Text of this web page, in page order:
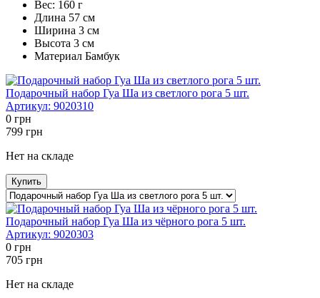
Вес: 160 г
Длина 57 см
Ширина 3 см
Высота 3 см
Материал Бамбук
Подарочный набор Гуа Ша из светлого рога 5 шт.
Артикул: 9020310
0 грн
799 грн
Нет на складе
Купить
Подарочный набор Гуа Ша из чёрного рога 5 шт.
Артикул: 9020303
0 грн
705 грн
Нет на складе